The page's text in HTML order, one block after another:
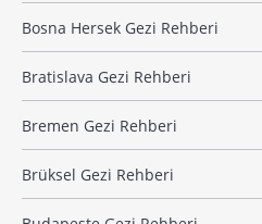
Bosna Hersek Gezi Rehberi
Bratislava Gezi Rehberi
Bremen Gezi Rehberi
Brüksel Gezi Rehberi